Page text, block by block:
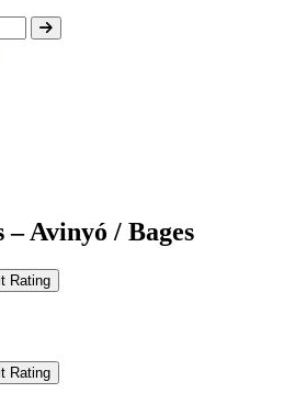
Avinyó / Bages
Rating
Rating